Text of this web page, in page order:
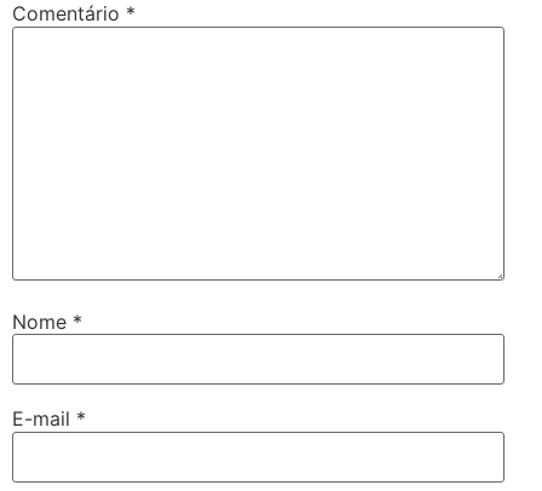
Comentário *
Nome *
E-mail *